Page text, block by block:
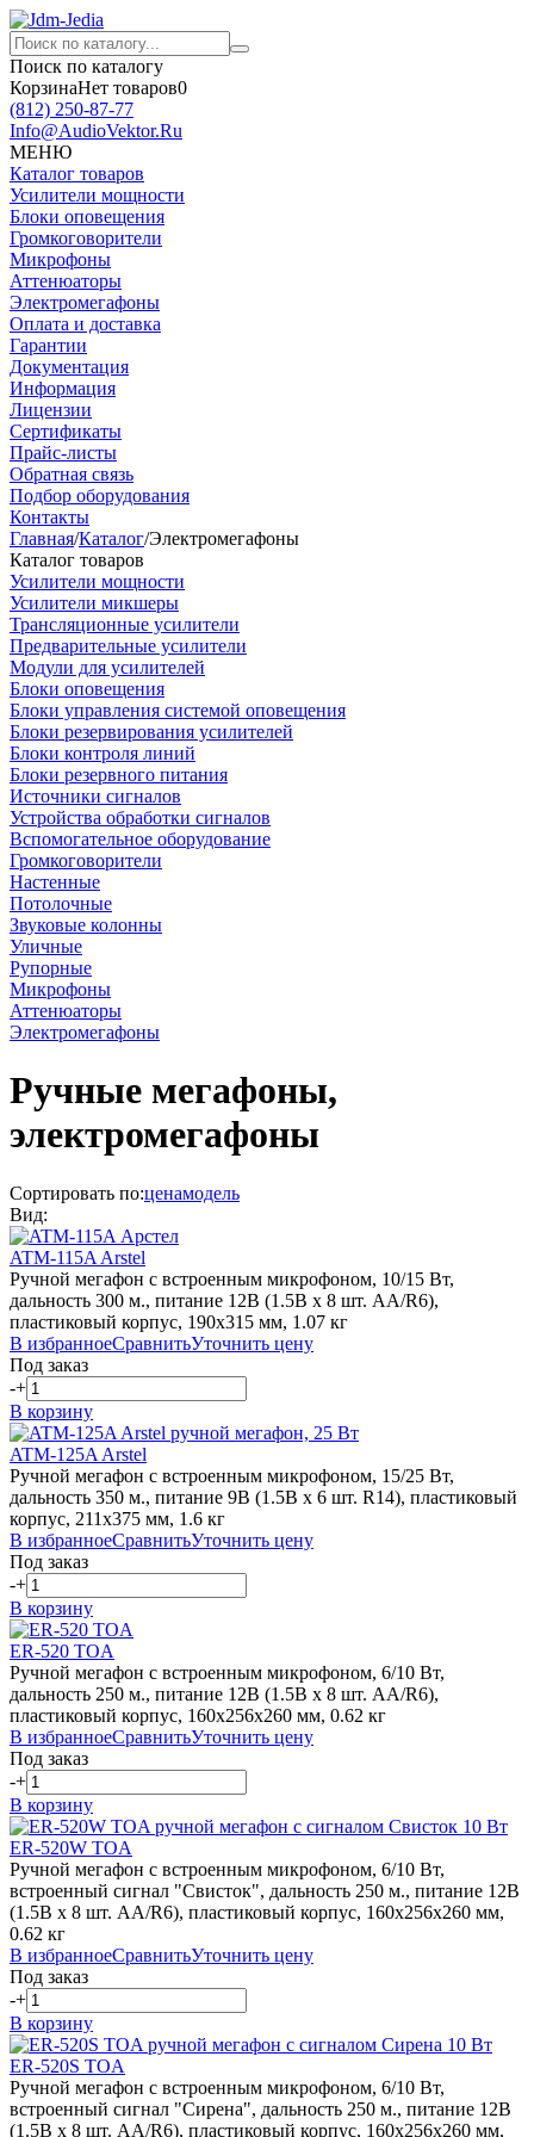
Поиск по каталогу
КорзинаНет товаров0
(812) 250-87-77
Info@AudioVektor.Ru
МЕНЮ
Каталог товаров
Усилители мощности
Блоки оповещения
Громкоговорители
Микрофоны
Аттенюаторы
Электромегафоны
Оплата и доставка
Гарантии
Документация
Информация
Лицензии
Сертификаты
Прайс-листы
Обратная связь
Подбор оборудования
Контакты
Главная/Каталог/Электромегафоны
Каталог товаров
Усилители мощности
Усилители микшеры
Трансляционные усилители
Предварительные усилители
Модули для усилителей
Блоки оповещения
Блоки управления системой оповещения
Блоки резервирования усилителей
Блоки контроля линий
Блоки резервного питания
Источники сигналов
Устройства обработки сигналов
Вспомогательное оборудование
Громкоговорители
Настенные
Потолочные
Звуковые колонны
Уличные
Рупорные
Микрофоны
Аттенюаторы
Электромегафоны
Ручные мегафоны,
электромегафоны
Сортировать по:ценамодель
Вид:
ATM-115A Arstel
Ручной мегафон с встроенным микрофоном, 10/15 Вт,
дальность 300 м., питание 12В (1.5В х 8 шт. АА/R6),
пластиковый корпус, 190х315 мм, 1.07 кг
В избранноеСравнитьУточнить цену
Под заказ
-+
В корзину
ATM-125A Arstel
Ручной мегафон с встроенным микрофоном, 15/25 Вт,
дальность 350 м., питание 9В (1.5В х 6 шт. R14), пластиковый
корпус, 211х375 мм, 1.6 кг
В избранноеСравнитьУточнить цену
Под заказ
-+
В корзину
ER-520 TOA
Ручной мегафон с встроенным микрофоном, 6/10 Вт,
дальность 250 м., питание 12В (1.5В х 8 шт. АА/R6),
пластиковый корпус, 160х256х260 мм, 0.62 кг
В избранноеСравнитьУточнить цену
Под заказ
-+
В корзину
ER-520W TOA
Ручной мегафон с встроенным микрофоном, 6/10 Вт,
встроенный сигнал "Свисток", дальность 250 м., питание 12В
(1.5В х 8 шт. АА/R6), пластиковый корпус, 160х256х260 мм,
0.62 кг
В избранноеСравнитьУточнить цену
Под заказ
-+
В корзину
ER-520S TOA
Ручной мегафон с встроенным микрофоном, 6/10 Вт,
встроенный сигнал "Сирена", дальность 250 м., питание 12В
(1.5В х 8 шт. АА/R6), пластиковый корпус, 160х256х260 мм,